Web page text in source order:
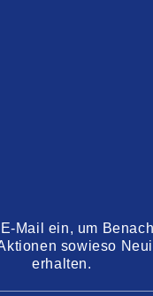
Mail ein, um
sowieso
erhalten.